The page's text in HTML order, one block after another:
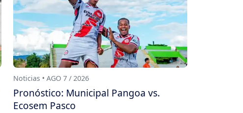
Noticias • AGO 7 / 2026
Pronóstico: Municipal Pangoa vs.
Ecosem Pasco